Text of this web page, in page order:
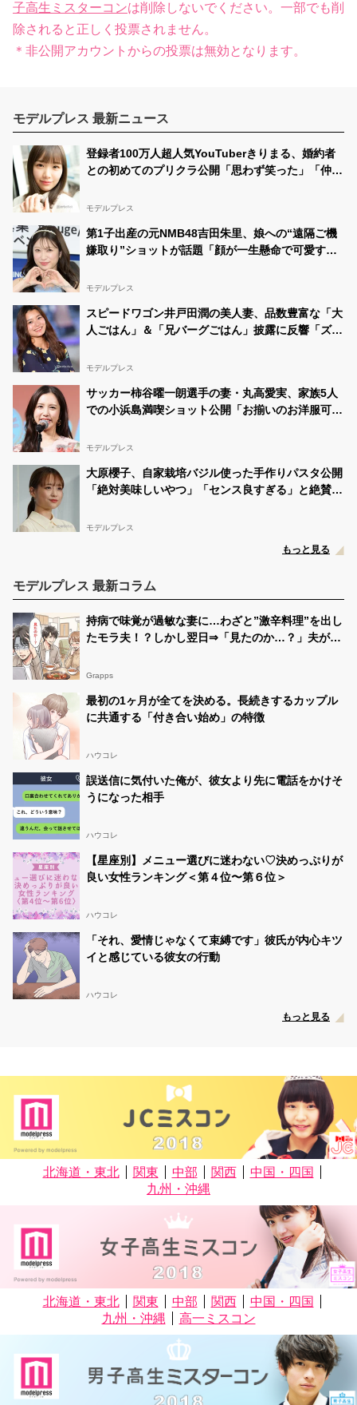
子高生ミスターコンは削除しないでください。一部でも削
除されると正しく投票されません。
＊非公開アカウントからの投票は無効となります。
モデルプレス 最新ニュース
登録者100万人超人気YouTuberきりまる、婚約者
との初めてのプリクラ公開「思わず笑った」「仲良
モデルプレス
第1子出産の元NMB48吉田朱里、娘への“遠隔ご機
嫌取り”ショットが話題「顔が一生懸命で可愛すぎ
モデルプレス
スピードワゴン井戸田潤の美人妻、品数豊富な「大
人ごはん」＆「兄バーグごはん」披露に反響「ズラ
モデルプレス
サッカー柿谷曜一朗選手の妻・丸高愛実、家族5人
での小浜島満喫ショット公開「お揃いのお洋服可愛
モデルプレス
大原櫻子、自家栽培バジル使った手作りパスタ公開
「絶対美味しいやつ」「センス良すぎる」と絶賛の
モデルプレス
もっと見る
モデルプレス 最新コラム
持病で味覚が過敏な妻に…わざと”激辛料理”を出し
たモラ夫！？しかし翌日⇒「見たのか…？」夫が震
Grapps
最初の1ヶ月が全てを決める。長続きするカップル
に共通する「付き合い始め」の特徴
ハウコレ
誤送信に気付いた俺が、彼女より先に電話をかけそ
うになった相手
ハウコレ
【星座別】メニュー選びに迷わない♡決めっぷりが
良い女性ランキング＜第４位〜第６位＞
ハウコレ
「それ、愛情じゃなくて束縛です」彼氏が内心キツ
イと感じている彼女の行動
ハウコレ
もっと見る
北海道・東北 関東 中部 関西
中国・四国
九州・沖縄
北海道・東北 関東 中部 関西
中国・四国
九州・沖縄
高一ミスコン